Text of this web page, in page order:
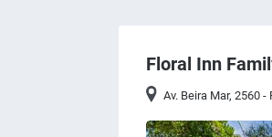
Floral Inn
Av. Beira Mar, 2560